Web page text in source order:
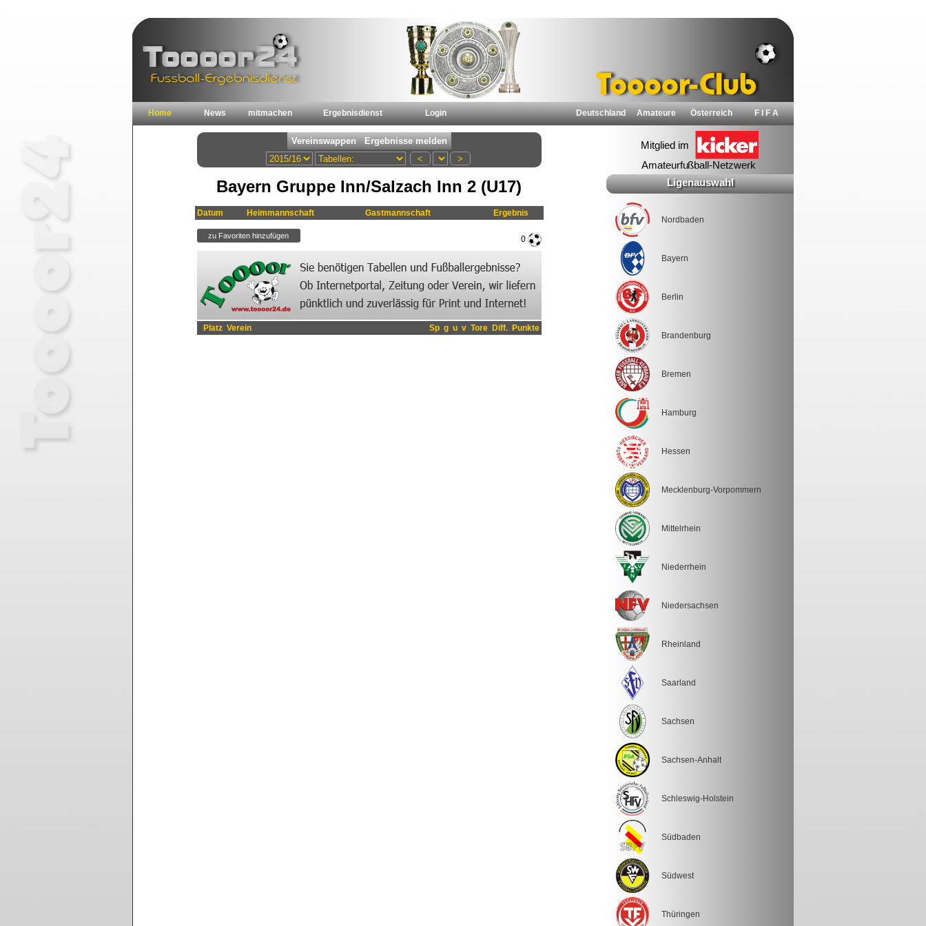
Home News mitmachen Ergebnisdienst Login Deutschland Amateure Österreich F I F A
Bayern Gruppe Inn/Salzach Inn 2 (U17)
Datum Heimmannschaft Gastmannschaft Ergebnis
0
Platz Verein Sp g u v Tore Diff. Punkte
Ligenauswahl
Nordbaden
Bayern
Berlin
Brandenburg
Bremen
Hamburg
Hessen
Mecklenburg-Vorpommern
Mittelrhein
Niederrhein
Niedersachsen
Rheinland
Saarland
Sachsen
Sachsen-Anhalt
Schleswig-Holstein
Südbaden
Südwest
Thüringen